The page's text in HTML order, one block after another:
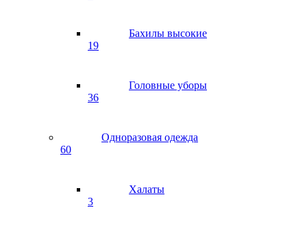
Бахилы высокие
19
Головные уборы
36
Одноразовая одежда
60
Халаты
3